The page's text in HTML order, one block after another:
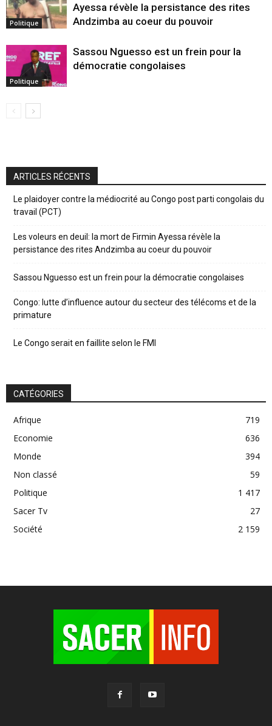
Politique
Ayessa révèle la persistance des rites
Andzimba au coeur du pouvoir
Politique
Sassou Nguesso est un frein pour la
démocratie congolaises
ARTICLES RÉCENTS
Le plaidoyer contre la médiocrité au Congo post parti congolais du
travail (PCT)
Les voleurs en deuil: la mort de Firmin Ayessa révèle la
persistance des rites Andzimba au coeur du pouvoir
Sassou Nguesso est un frein pour la démocratie congolaises
Congo: lutte d’influence autour du secteur des télécoms et de la
primature
Le Congo serait en faillite selon le FMI
CATÉGORIES
Afrique
719
Economie
636
Monde
394
Non classé
59
Politique
1 417
Sacer Tv
27
Société
2 159